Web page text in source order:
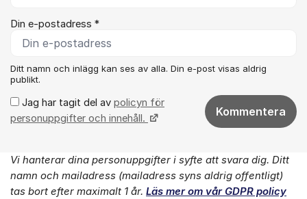
Din e-postadress *
Ditt namn och inlägg kan ses av alla. Din e-post visas aldrig
publikt.
Jag har tagit del av policyn för
personuppgifter och innehåll.
Kommentera
Om forumet
Vi hanterar dina personuppgifter i syfte att svara dig. Ditt
namn och mailadress (mailadress syns aldrig offentligt)
tas bort efter maximalt 1 år. Läs mer om vår GDPR policy